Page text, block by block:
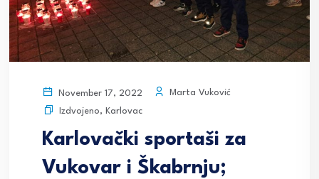
November 17, 2022
Marta Vuković
Izdvojeno, Karlovac
Karlovački sportaši za
Vukovar i Škabrnju;